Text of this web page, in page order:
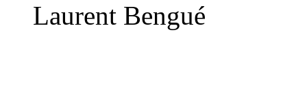
Laurent Bengué